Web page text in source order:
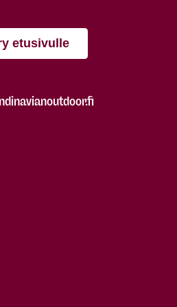
etusivulle